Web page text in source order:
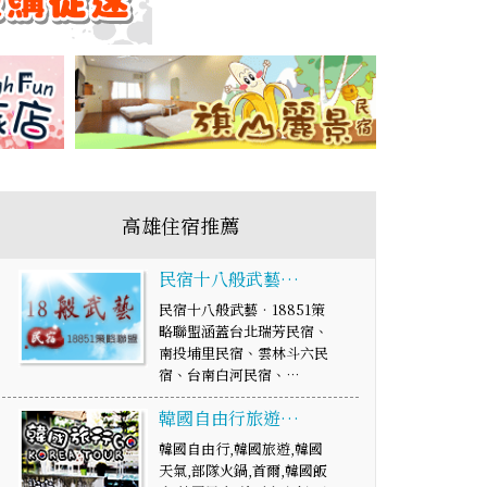
高雄住宿推薦
民宿十八般武藝…
民宿十八般武藝‧18851策
略聯盟涵蓋台北瑞芳民宿、
南投埔里民宿、雲林斗六民
宿、台南白河民宿、…
韓國自由行旅遊…
韓國自由行,韓國旅遊,韓國
天氣,部隊火鍋,首爾,韓國飯